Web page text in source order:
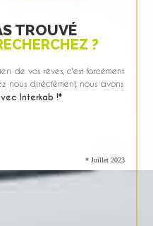
TROUVÉ
?
de vos rêves, c'est forcément
nous directement, nous avons
Interkab !*
* Juillet 2023